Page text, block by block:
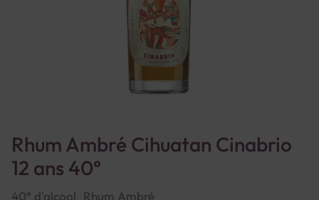
Rhum Ambré Cihuatan Cinabrio
12 ans 40°
40° d'alcool Rhum Ambré